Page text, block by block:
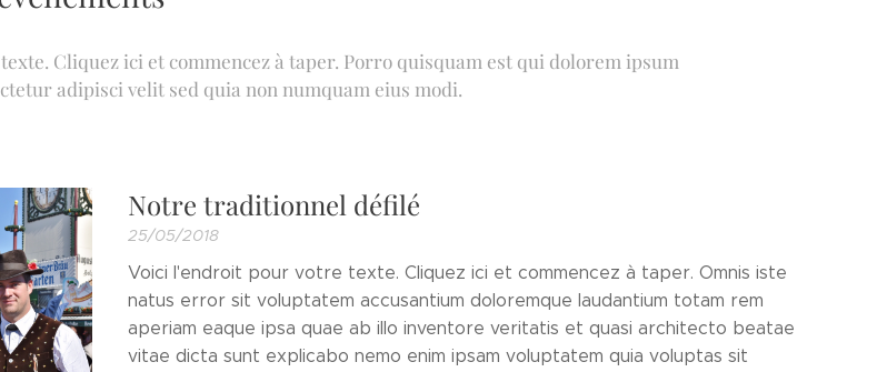
Cliquez ici et commencez à taper. Porro quisquam est qui dolorem ipsum
adipisci velit sed quia non numquam eius modi.
Notre traditionnel défilé
25/05/2018
Voici l'endroit pour votre texte. Cliquez ici et commencez à taper. Omnis iste
natus error sit voluptatem accusantium doloremque laudantium totam rem
aperiam eaque ipsa quae ab illo inventore veritatis et quasi architecto beatae
vitae dicta sunt explicabo nemo enim ipsam voluptatem quia voluptas sit